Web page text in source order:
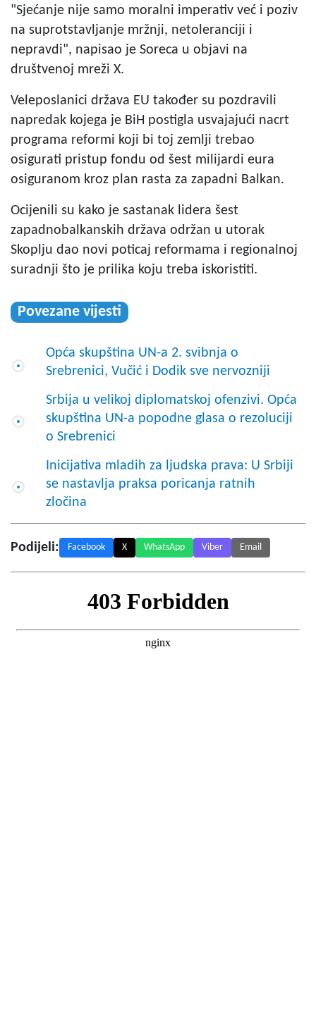
"Sjećanje nije samo moralni imperativ već i poziv
na suprotstavljanje mržnji, netoleranciji i
nepravdi", napisao je Soreca u objavi na
društvenoj mreži X.
Veleposlanici država EU također su pozdravili
napredak kojega je BiH postigla usvajajući nacrt
programa reformi koji bi toj zemlji trebao
osigurati pristup fondu od šest milijardi eura
osiguranom kroz plan rasta za zapadni Balkan.
Ocijenili su kako je sastanak lidera šest
zapadnobalkanskih država održan u utorak
Skoplju dao novi poticaj reformama i regionalnoj
suradnji što je prilika koju treba iskoristiti.
Povezane vijesti
Opća skupština UN-a 2. svibnja o
Srebrenici, Vučić i Dodik sve nervozniji
Srbija u velikoj diplomatskoj ofenzivi. Opća
skupština UN-a popodne glasa o rezoluciji
o Srebrenici
Inicijativa mladih za ljudska prava: U Srbiji
se nastavlja praksa poricanja ratnih
zločina
Podijeli: Facebook X WhatsApp Viber Email